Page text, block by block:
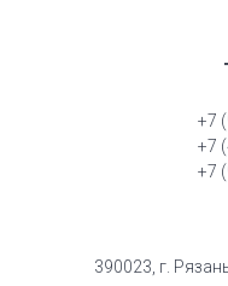
+7
+7
+7
390023, г.